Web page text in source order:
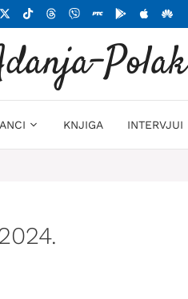
Polak
KNJIGA INTERVJUI